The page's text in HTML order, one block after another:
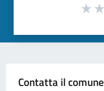
Contatta il comune